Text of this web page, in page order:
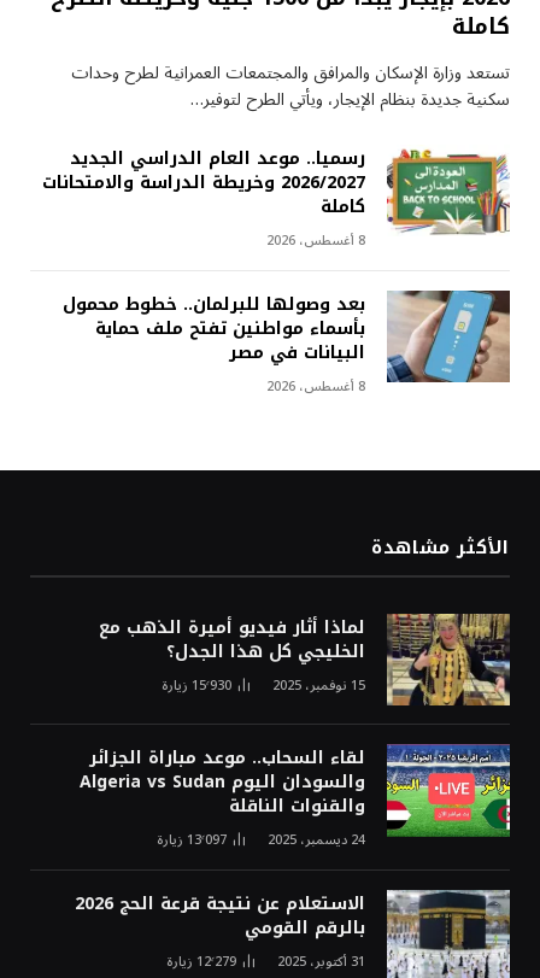
كاملة
تستعد وزارة الإسكان والمرافق والمجتمعات العمرانية لطرح وحدات
سكنية جديدة بنظام الإيجار، ويأتي الطرح لتوفير…
رسميا.. موعد العام الدراسي الجديد
2026/2027 وخريطة الدراسة والامتحانات
كاملة
8 أغسطس، 2026
بعد وصولها للبرلمان.. خطوط محمول
بأسماء مواطنين تفتح ملف حماية
البيانات في مصر
8 أغسطس، 2026
الأكثر مشاهدة
لماذا أثار فيديو أميرة الذهب مع
الخليجي كل هذا الجدل؟
15 نوفمبر، 2025 15٬930 زيارة
لقاء السحاب.. موعد مباراة الجزائر
والسودان اليوم Algeria vs Sudan
والقنوات الناقلة
24 ديسمبر، 2025 13٬097 زيارة
الاستعلام عن نتيجة قرعة الحج 2026
بالرقم القومي
31 أكتوبر، 2025 12٬279 زيارة